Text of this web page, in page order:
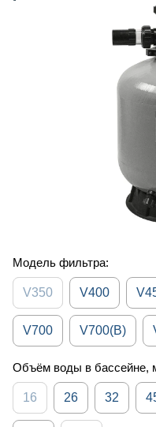
Модель фильтра:
V350 V400
V700 V700(B)
Объём воды в бассейне,
16 26 32